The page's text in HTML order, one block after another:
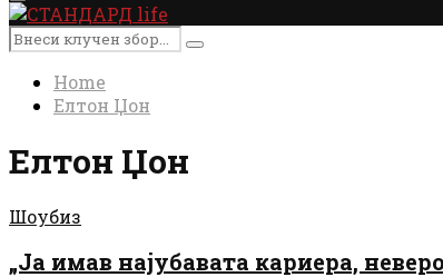
Primary
Menu
Search
for:
Search
Home
Елтон Џон
Елтон Џон
Шоубиз
„Ја имав најубавата кариера,